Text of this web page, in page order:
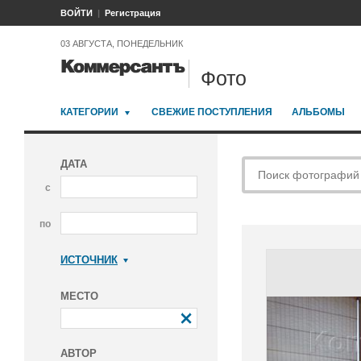
ВОЙТИ Регистрация
03 АВГУСТА, ПОНЕДЕЛЬНИК
Фото
КАТЕГОРИИ СВЕЖИЕ ПОСТУПЛЕНИЯ АЛЬБОМЫ
ДАТА
с
по
ИСТОЧНИК
МЕСТО
АВТОР